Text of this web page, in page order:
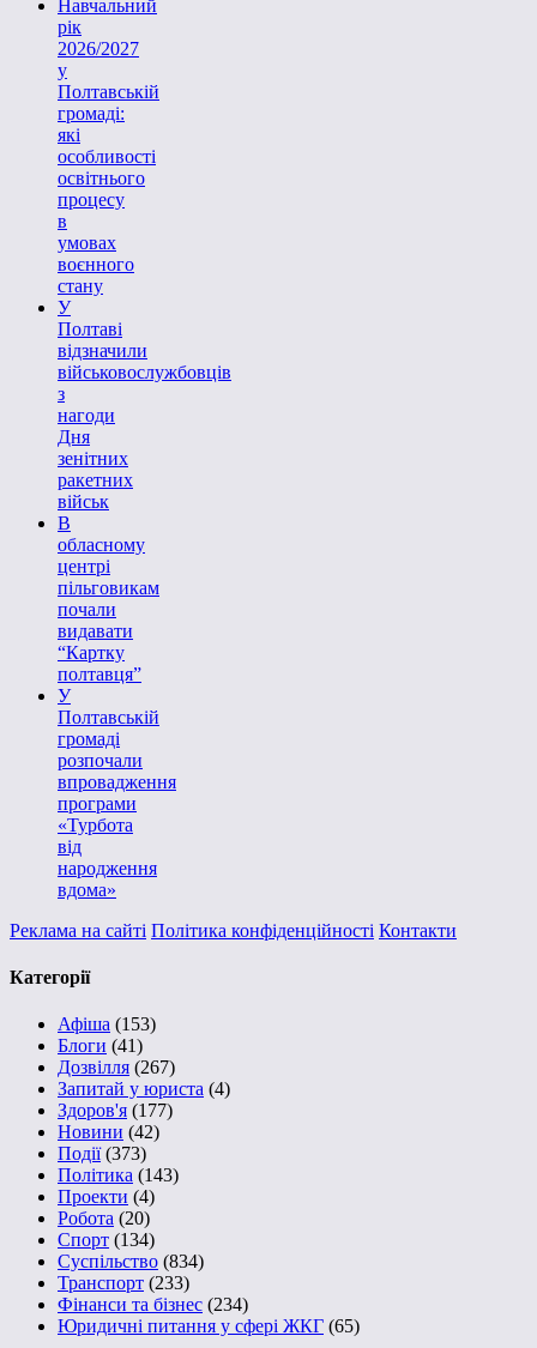
Навчальний
рік
2026/2027
у
Полтавській
громаді:
які
особливості
освітнього
процесу
в
умовах
воєнного
стану
У
Полтаві
відзначили
військовослужбовців
з
нагоди
Дня
зенітних
ракетних
військ
В
обласному
центрі
пільговикам
почали
видавати
“Картку
полтавця”
У
Полтавській
громаді
розпочали
впровадження
програми
«Турбота
від
народження
вдома»
Реклама на сайті Політика конфіденційності Контакти
Категорії
Афіша (153)
Блоги (41)
Дозвілля (267)
Запитай у юриста (4)
Здоров'я (177)
Новини (42)
Події(373)
Політика (143)
Проекти (4)
Робота (20)
Спорт (134)
Суспільство (834)
Транспорт (233)
Фінанси та бізнес (234)
Юридичні питання у сфері ЖКГ (65)